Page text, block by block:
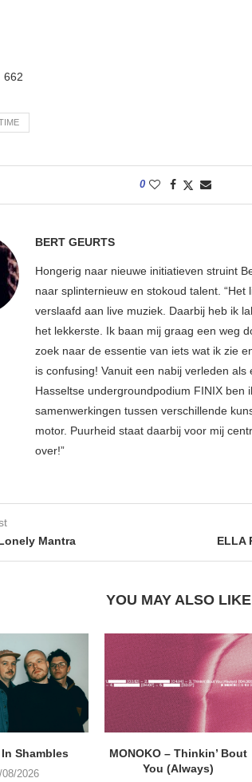
662
0
BERT GEURTS
Hongerig naar nieuwe initiatieven struint
naar splinternieuw en stokoud talent. “Het
verslaafd aan live muziek. Daarbij heb ik
het lekkerste. Ik baan mij graag een weg
zoek naar de essentie van iets wat ik zie
is confusing! Vanuit een nabij verleden
Hasseltse undergroundpodium FINIX ben
samenwerkingen tussen verschillende
motor. Puurheid staat daarbij voor mij
over!”
Mantra
ELLA
YOU MAY ALSO LIKE
In Shambles
08/2026
MONOKO – Thinkin’ Bout
You (Always)